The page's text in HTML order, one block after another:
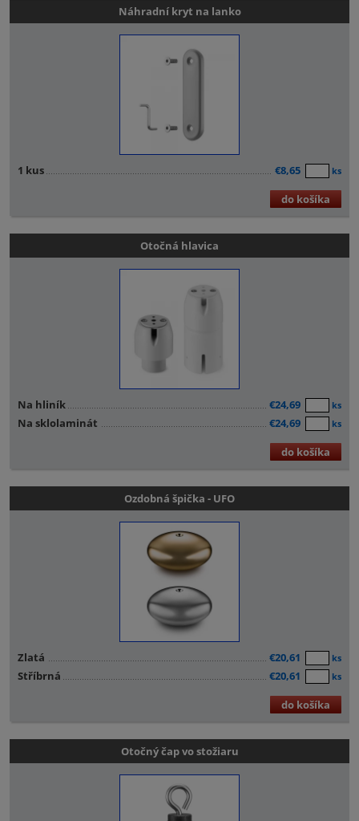
Náhradní kryt na lanko
1 kus €8,65 ks
do košíka
Otočná hlavica
Na hliník €24,69 ks
Na sklolaminát €24,69 ks
do košíka
Ozdobná špička - UFO
Zlatá €20,61 ks
Stříbrná €20,61 ks
do košíka
Otočný čap vo stožiaru